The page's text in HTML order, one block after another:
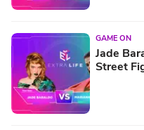
GAME ON
Jade
Street